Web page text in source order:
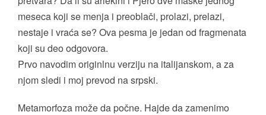
meseca koji se menja i preoblači, prolazi, prelazi,
nestaje i vraća se? Ova pesma je jedan od fragmenata
koji su deo odgovora.
Prvo navodim originlnu verziju na italijanskom, a za
njom sledi i moj prevod na srpski.
Metamorfoza može da počne. Hajde da zamenimo